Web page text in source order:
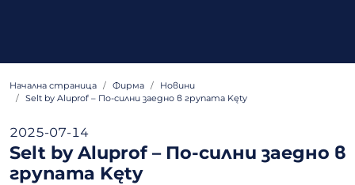
Начална страница Фирма
Новини
Selt by Aluprof – По-силни заедно в групата Kęty
2025-07-14
Selt by Aluprof – По-силни заедно в
групата Kęty